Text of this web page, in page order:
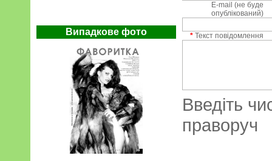
Випадкове фото
E-mail (не буде
опублікований)
* Текст повідомлення
Введіть
праворуч